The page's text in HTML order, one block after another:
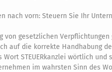
nach vorn: Steuern Sie Ihr
von gesetzlichen
auf die korrekte Handhabung
Wort STEUERkanzlei wörtlich
im wahrsten Sinn des